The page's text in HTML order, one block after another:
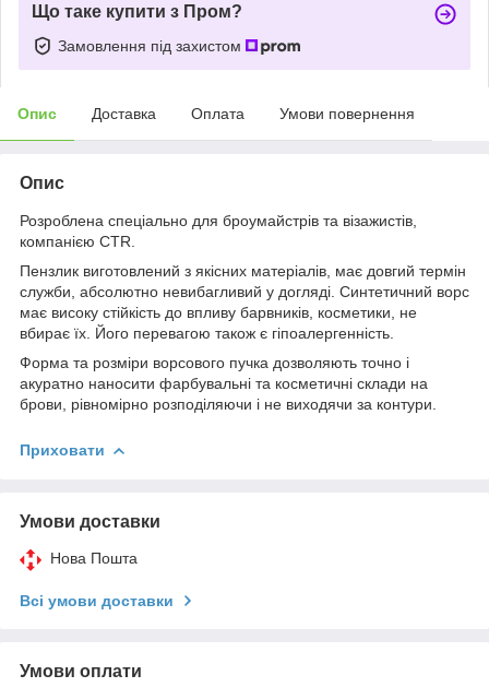
Що таке купити з Пром?
Замовлення під захистом
Опис Доставка Оплата Умови повернення
Опис
Розроблена спеціально для броумайстрів та візажистів,
компанією CTR.
Пензлик виготовлений з якісних матеріалів, має довгий термін
служби, абсолютно невибагливий у догляді. Синтетичний ворс
має високу стійкість до впливу барвників, косметики, не
вбирає їх. Його перевагою також є гіпоалергенність.
Форма та розміри ворсового пучка дозволяють точно і
акуратно наносити фарбувальні та косметичні склади на
брови, рівномірно розподіляючи і не виходячи за контури.
Приховати
Умови доставки
Нова Пошта
Всі умови доставки
Умови оплати